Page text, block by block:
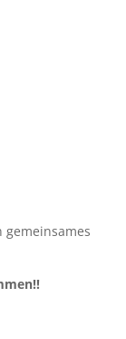
gemeinsames